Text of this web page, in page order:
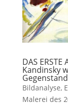
DAS ERSTE
Kandinsky
Bildanalyse,
Malerei des